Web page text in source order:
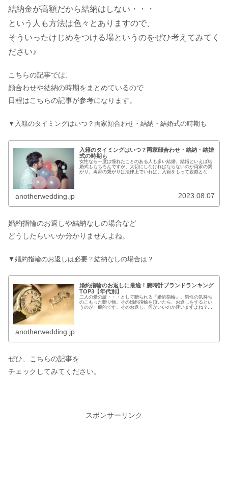
結納金が高額だから結納はしない・・・
という人も方法は色々とありますので、
そういったけじめをつける場というのをぜひ考えてみてく
ださい♪
こちらの記事では、
顔合わせや結納の時期をまとめているので
日程はこちらの記事が参考になります。
▼入籍のタイミングはいつ？両家顔合わせ・結納・結婚式の時期も
入籍のタイミングはいつ？両家顔合わせ・結納・結婚
式の時期も
女性なら一度は憧れたことのある人も多い結婚。結婚といえば結
婚式ももちろんですが、大切にしなければならないのが両家の繋
がり。両家の繋がりは法律上でいれば、入籍をもって親戚となり
anotherwedding.jp 2023.08.07
婚約指輪のお返しや結納なしの場合など
どうしたらいいか分かりませんよね。
▼婚約指輪のお返しは必要？結納なしの場合は？
婚約指輪のお返しに最適！腕時計ブランドランキング
TOP3【年代別】
二人の愛の証・・・として贈られる『婚約指輪』。男性の気持ち
のこもった贈り物。その婚約指輪を頂いたら、お返しをするとい
うのが一般的です。そのお返し、何がいいのか迷いますよね？私
anotherwedding.jp
ぜひ、こちらの記事を
チェックしてみてください。
スポンサーリンク